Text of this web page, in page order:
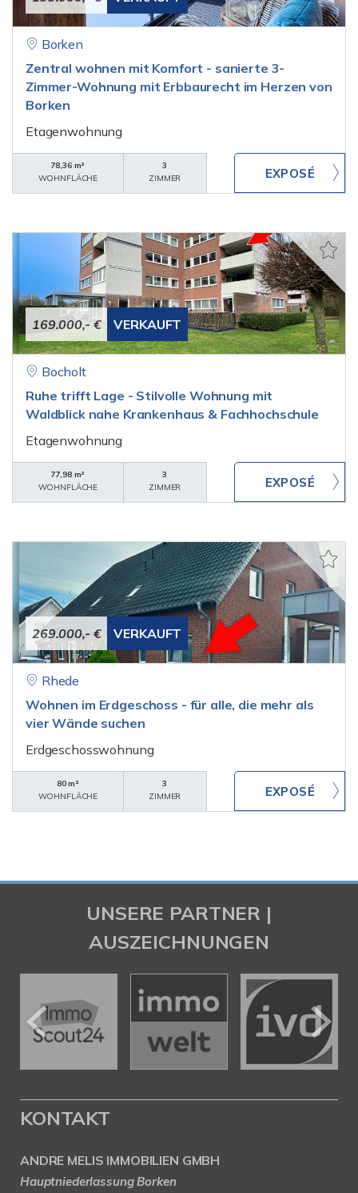
Borken
Zentral wohnen mit Komfort - sanierte 3-
Zimmer-Wohnung mit Erbbaurecht im Herzen von
Borken
Etagenwohnung
78,36 m²
WOHNFLÄCHE
3
ZIMMER
169.000,- € VERKAUFT
Bocholt
Ruhe trifft Lage - Stilvolle Wohnung mit
Waldblick nahe Krankenhaus & Fachhochschule
Etagenwohnung
77,98 m²
WOHNFLÄCHE
3
ZIMMER
269.000,- € VERKAUFT
Rhede
Wohnen im Erdgeschoss - für alle, die mehr als
vier Wände suchen
Erdgeschosswohnung
80 m²
WOHNFLÄCHE
3
ZIMMER
UNSERE PARTNER |
AUSZEICHNUNGEN
KONTAKT
ANDRE MELIS IMMOBILIEN GMBH
Hauptniederlassung Borken